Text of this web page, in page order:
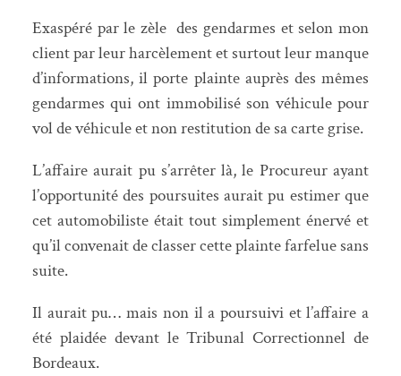
Exaspéré par le zèle des gendarmes et selon mon
client par leur harcèlement et surtout leur manque
d’informations, il porte plainte auprès des mêmes
gendarmes qui ont immobilisé son véhicule pour
vol de véhicule et non restitution de sa carte grise.
L’affaire aurait pu s’arrêter là, le Procureur ayant
l’opportunité des poursuites aurait pu estimer que
cet automobiliste était tout simplement énervé et
qu’il convenait de classer cette plainte farfelue sans
suite.
Il aurait pu… mais non il a poursuivi et l’affaire a
été plaidée devant le Tribunal Correctionnel de
Bordeaux.